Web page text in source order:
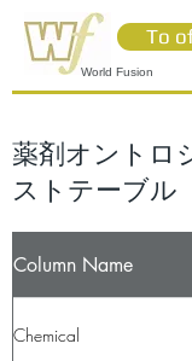
World Fusion
To
薬剤オントロ
ストテーブル
Column Name
Chemical